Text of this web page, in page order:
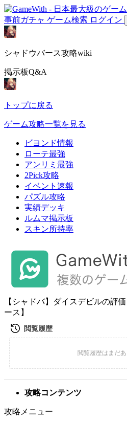
事前ガチャ ゲーム検索 ログイン
シャドウバース攻略wiki
掲示板Q&A
トップに戻る
ゲーム攻略一覧を見る
ビヨンド情報
ローテ最強
アンリミ最強
2Pick攻略
イベント速報
パズル攻略
実績デッキ
ルムマ掲示板
スキン所持率
【シャドバ】ダイスデビルの評
ース】
攻略コンテンツ
攻略メニュー